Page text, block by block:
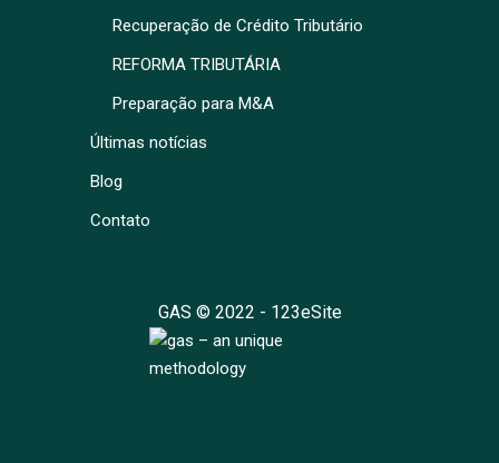
Recuperação de Crédito Tributário
REFORMA TRIBUTÁRIA
Preparação para M&A
Últimas notícias
Blog
Contato
GAS © 2022 - 123eSite